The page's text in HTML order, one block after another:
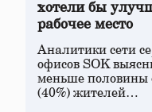
хотели бы
рабочее место
Аналитики сети
офисов SOK
меньше половины
(40%) жителей…